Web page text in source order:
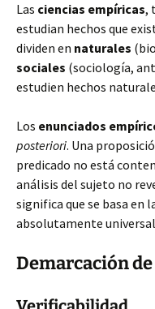
Las ciencias empíricas,
estudian hechos que
dividen en naturales
sociales (sociología,
estudien hechos
Los enunciados
posteriori. Una
predicado no está
análisis del sujeto no
significa que se basa en
absolutamente
Demarcación